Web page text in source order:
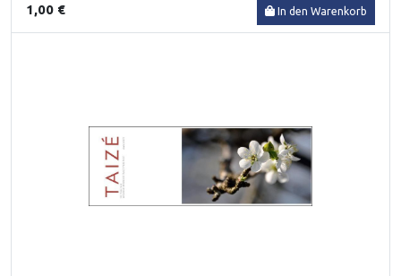
1,00 € In den Warenkorb